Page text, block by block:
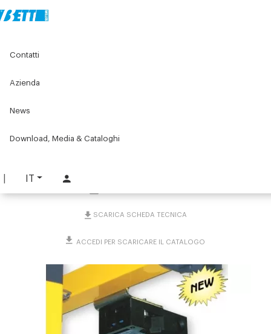
IT
Contatti
Azienda
News
Download, Media & Cataloghi
Espulsori, accessori e altro
SCARICA SCHEDA TECNICA
ACCEDI PER SCARICARE IL CATALOGO